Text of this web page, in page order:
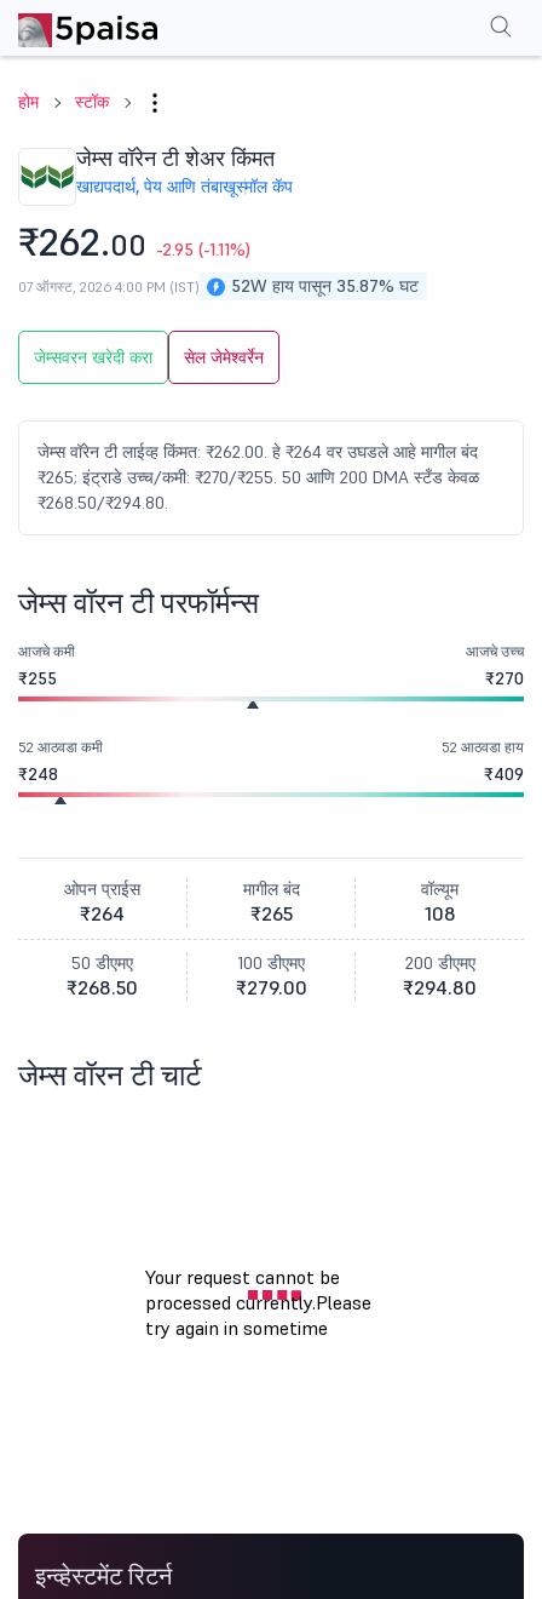
होम स्टॉक
जेम्स वॉरेन टी शेअर किंमत
खाद्यपदार्थ, पेय आणि तंबाखूस्मॉल कॅप
₹262.00 -2.95 (-1.11%)
52W हाय पासून 35.87% घट
07 ऑगस्ट, 2026 4:00 PM (IST)
जेम्सवरन खरेदी करा सेल जेमेश्वर्रेन
जेम्स वॉरेन टी लाईव्ह किंमत: ₹262.00. हे ₹264 वर उघडले आहे मागील बंद
₹265; इंट्राडे उच्च/कमी: ₹270/₹255. 50 आणि 200 DMA स्टँड केवळ
₹268.50/₹294.80.
परफॉर्मन्सफायनान्शियल्स एफएक्यू
जेम्स वॉरन टी परफॉर्मन्स
आजचे कमी
₹255
आजचे उच्च
₹270
52 आठवडा कमी
₹248
52 आठवडा हाय
₹409
ओपन प्राईस
₹264
मागील बंद
₹265
वॉल्यूम
108
50 डीएमए
₹268.50
100 डीएमए
₹279.00
200 डीएमए
₹294.80
जेम्स वॉरन टी चार्ट
इन्व्हेस्टमेंट रिटर्न